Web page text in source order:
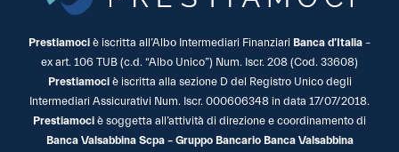
Prestiamoci è iscritta all’Albo Intermediari Finanziari Banca d’Italia –
ex art. 106 TUB (c.d. “Albo Unico”) Num. Iscr. 208 (Cod. 33608)
Prestiamociè iscritta alla sezione D del Registro Unico degli
Intermediari Assicurativi Num. Iscr. 000606348 in data 17/07/2018.
Prestiamoci è soggetta all’attività di direzione e coordinamento di
Banca Valsabbina Scpa – Gruppo Bancario Banca Valsabbina